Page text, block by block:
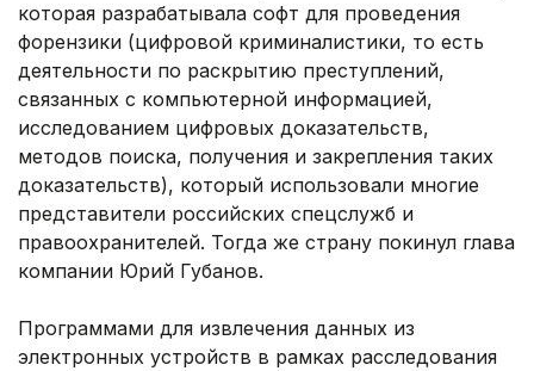
которая разрабатывала софт для проведения
форензики (цифровой криминалистики, то есть
деятельности по раскрытию преступлений,
связанных с компьютерной информацией,
исследованием цифровых доказательств,
методов поиска, получения и закрепления таких
доказательств), который использовали многие
представители российских спецслужб и
правоохранителей. Тогда же страну покинул глава
компании Юрий Губанов.
Программами для извлечения данных из
электронных устройств в рамках расследования